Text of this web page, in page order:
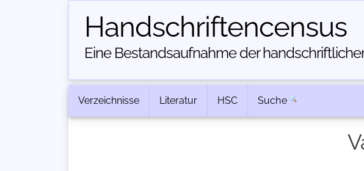
Handschriften­census
Eine Bestandsaufnahme der
Verzeichnisse Literatur HSC Suche